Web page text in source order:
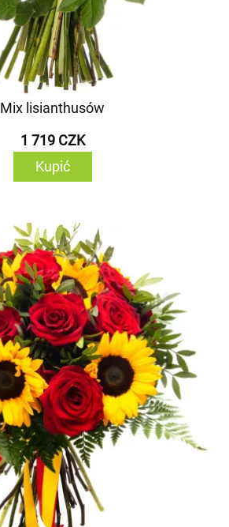
Mix lisianthusów
1 719 CZK
Kupić